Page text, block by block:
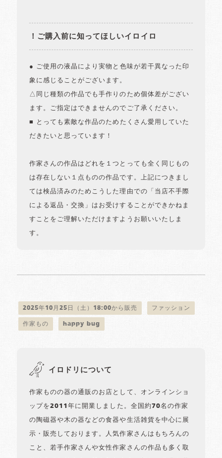
！ご購入前に知ってほしいイロイロ
● ご使用の液晶により実物と色味が若干異なった印
象に感じることがございます。
△同じ種類の作品でも手作りのため個体差がござい
ます。ご指定はできませんのでご了承ください。
■ とっても素敵な作品のためたくさん愛用していた
だきたいと思っています！
作家さんの作品はどれを１つとっても全く同じもの
は存在しない１点ものの作品です。上記につきまし
ては検品済みのためこうした理由での「当店不手際
による返品・交換」はお受けすることができかねま
すことをご理解いただけますようお願いいたしま
す。
2025年10月25日（土）18:00から販売 ファッション
作家もの happy bug
イロドリについて
作家ものの器の通販のお店として、オンラインショ
ップを2011年に開業しました。全国約70名の作家
の陶磁器や木の器などの食器や生活雑貨を中心に展
示・販売しております。人気作家さんはもちろんの
こと、若手作家さんや女性作家さんの作品も多く取